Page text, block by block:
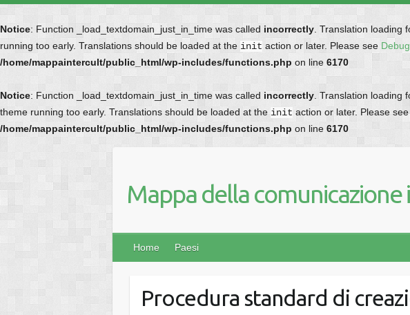
Notice: Function _load_textdomain_just_in_time was called incorrectly . Translation loading
running too early. Translations should be loaded at the init action or later. Please see
/home/mappaintercult/public_html/wp-includes/functions.php on line 6170
Notice: Function _load_textdomain_just_in_time was called incorrectly . Translation loading
theme running too early. Translations should be loaded at the init action or later. Please see
/home/mappaintercult/public_html/wp-includes/functions.php on line 6170
Mappa della
Home Paesi
Procedura standard di